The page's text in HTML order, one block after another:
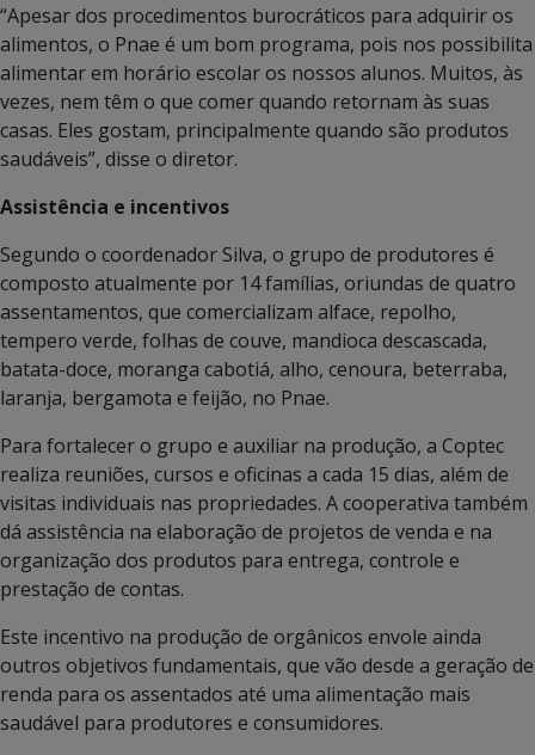
“Apesar dos procedimentos burocráticos para adquirir os
alimentos, o Pnae é um bom programa, pois nos possibilita
alimentar em horário escolar os nossos alunos. Muitos, às
vezes, nem têm o que comer quando retornam às suas
casas. Eles gostam, principalmente quando são produtos
saudáveis”, disse o diretor.
Assistência e incentivos
Segundo o coordenador Silva, o grupo de produtores é
composto atualmente por 14 famílias, oriundas de quatro
assentamentos, que comercializam alface, repolho,
tempero verde, folhas de couve, mandioca descascada,
batata-doce, moranga cabotiá, alho, cenoura, beterraba,
laranja, bergamota e feijão, no Pnae.
Para fortalecer o grupo e auxiliar na produção, a Coptec
realiza reuniões, cursos e oficinas a cada 15 dias, além de
visitas individuais nas propriedades. A cooperativa também
dá assistência na elaboração de projetos de venda e na
organização dos produtos para entrega, controle e
prestação de contas.
Este incentivo na produção de orgânicos envole ainda
outros objetivos fundamentais, que vão desde a geração de
renda para os assentados até uma alimentação mais
saudável para produtores e consumidores.